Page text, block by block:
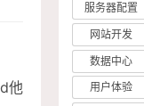
他
服务器配置
网站开发
数据中心
用户体验